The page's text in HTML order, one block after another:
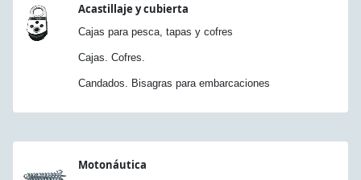
Acastillaje y cubierta
Cajas para pesca, tapas y cofres
Cajas. Cofres.
Candados. Bisagras para embarcaciones
Motonáutica